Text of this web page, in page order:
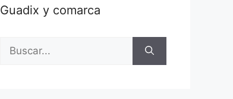
Guadix y comarca
Buscar: